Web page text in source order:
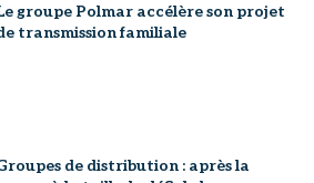
groupe Polmar accélère son projet
transmission familiale
de distribution : après la